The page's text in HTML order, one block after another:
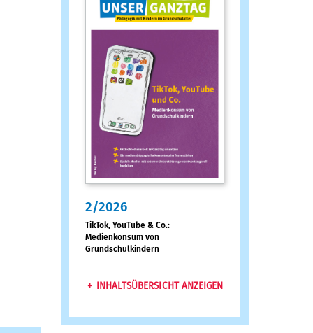
2/2026
:
TikTok, YouTube & Co.:
Medienkonsum von
Grundschulkindern
INHALTSÜBERSICHT ANZEIGEN